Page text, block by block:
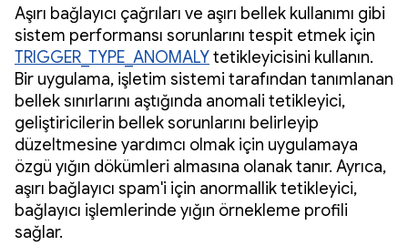
Aşırı bağlayıcı çağrıları ve aşırı bellek kullanımı gibi
sistem performansı sorunlarını tespit etmek için
TRIGGER_TYPE_ANOMALYtetikleyicisini kullanın.
Bir uygulama, işletim sistemi tarafından tanımlanan
bellek sınırlarını aştığında anomali tetikleyici,
geliştiricilerin bellek sorunlarını belirleyip
düzeltmesine yardımcı olmak için uygulamaya
özgü yığın dökümleri almasına olanak tanır. Ayrıca,
aşırı bağlayıcı spam'i için anormallik tetikleyici,
bağlayıcı işlemlerinde yığın örnekleme profili
sağlar.